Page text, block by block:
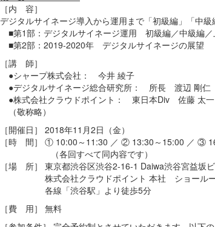
［内 容］
デジタルサイネージ導入から運用まで「初級編」「中
■第1部：デジタルサイネージ運用 初級編／中級編／
■第2部：2019-2020年 デジタルサイネージの展望
［講 師］
●シャープ株式会社： 今井 綾子
●デジタルサイネージ総合研究所： 所長 渡辺 剛仁
●株式会社クラウドポイント： 東日本Div 佐藤 太一
（敬称略）
［開催日］ 2018年11月2日（金）
［時 間］ ① 10:00～11:30 ／ ② 13:30～15:00 ／ ③
（各回すべて同内容です）
［場 所］ 東京都渋谷区渋谷2-16-1 Daiwa渋谷宮益坂
株式会社クラウドポイント 本社 ショール
各線「渋谷駅」より徒歩5分
［費 用］ 無料